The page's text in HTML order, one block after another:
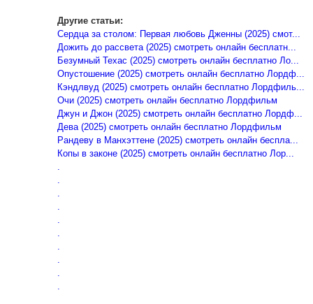
Другие статьи:
Сердца за столом: Первая любовь Дженны (2025) смот...
Дожить до рассвета (2025) смотреть онлайн бесплатн...
Безумный Техас (2025) смотреть онлайн бесплатно Ло...
Опустошение (2025) смотреть онлайн бесплатно Лордф...
Кэндлвуд (2025) смотреть онлайн бесплатно Лордфиль...
Очи (2025) смотреть онлайн бесплатно Лордфильм
Джун и Джон (2025) смотреть онлайн бесплатно Лордф...
Дева (2025) смотреть онлайн бесплатно Лордфильм
Рандеву в Манхэттене (2025) смотреть онлайн беспла...
Копы в законе (2025) смотреть онлайн бесплатно Лор...
.
.
.
.
.
.
.
.
.
.